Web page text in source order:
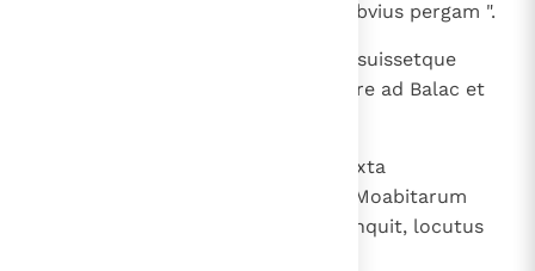
holocaustum tuum, donec ego obvius pergam ".
Cui cum Dominus occurrisset posuissetque
verbum in ore eius, ait: " Revertere ad Balac et
Reversus invenit eum stantem iuxta
holocaustum suum et principes Moabitarum
cum eo. Ad quem Balac: " Quid, inquit, locutus